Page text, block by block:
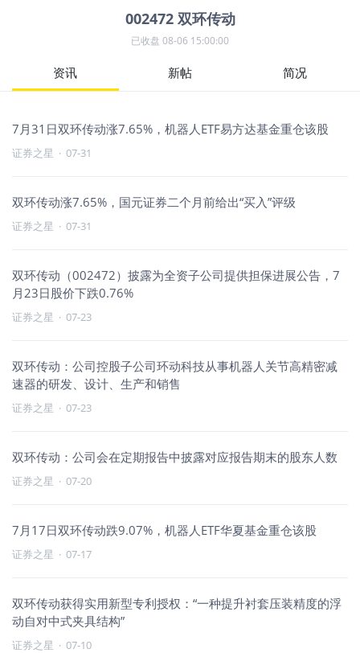
002472 双环传动
已收盘 08-06 15:00:00
资讯 新帖 简况
7月31日双环传动涨7.65%，机器人ETF易方达基金重仓该股
证券之星 · 07-31
双环传动涨7.65%，国元证券二个月前给出“买入”评级
证券之星 · 07-31
双环传动（002472）披露为全资子公司提供担保进展公告，7
月23日股价下跌0.76%
证券之星 · 07-23
双环传动：公司控股子公司环动科技从事机器人关节高精密减
速器的研发、设计、生产和销售
证券之星 · 07-23
双环传动：公司会在定期报告中披露对应报告期末的股东人数
证券之星 · 07-20
7月17日双环传动跌9.07%，机器人ETF华夏基金重仓该股
证券之星 · 07-17
双环传动获得实用新型专利授权：“一种提升衬套压装精度的浮
动自对中式夹具结构”
证券之星 · 07-10